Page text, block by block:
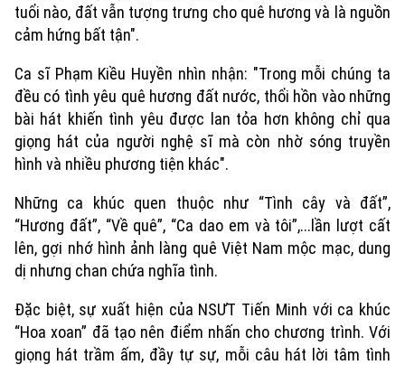
Xu hướng
tuổi nào, đất vẫn tượng trưng cho quê hương và là nguồn
cảm hứng bất tận".
Ca sĩ Phạm Kiều Huyền nhìn nhận: "Trong mỗi chúng ta
đều có tình yêu quê hương đất nước, thổi hồn vào những
bài hát khiến tình yêu được lan tỏa hơn không chỉ qua
giọng hát của người nghệ sĩ mà còn nhờ sóng truyền
hình và nhiều phương tiện khác".
Những ca khúc quen thuộc như “Tình cây và đất”,
“Hương đất”, “Về quê”, “Ca dao em và tôi”,...lần lượt cất
lên, gợi nhớ hình ảnh làng quê Việt Nam mộc mạc, dung
dị nhưng chan chứa nghĩa tình.
Đặc biệt, sự xuất hiện của NSƯT Tiến Minh với ca khúc
“Hoa xoan” đã tạo nên điểm nhấn cho chương trình. Với
giọng hát trầm ấm, đầy tự sự, mỗi câu hát lời tâm tình